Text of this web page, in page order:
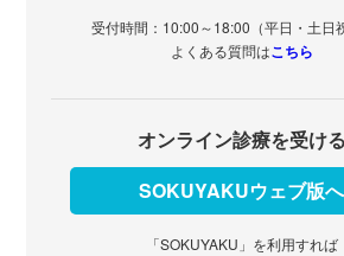
受付時間：10:00～18:00（平日・土日
よくある質問はこちら
オンライン診療を受ける
SOKUYAKUウェブ版へ
「SOKUYAKU」を利用すれば